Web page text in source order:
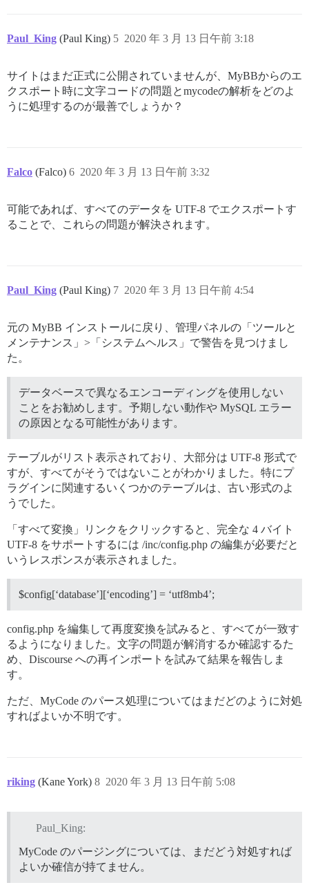
Paul_King (Paul King) 2020 年 3 月 13 日午前 3:18
5
サイトはまだ正式に公開されていませんが、MyBBからのエ
クスポート時に文字コードの問題とmycodeの解析をどのよ
うに処理するのが最善でしょうか？
Falco (Falco) 2020 年 3 月 13 日午前 3:32
6
可能であれば、すべてのデータを UTF-8 でエクスポートす
ることで、これらの問題が解決されます。
Paul_King (Paul King) 2020 年 3 月 13 日午前 4:54
7
元の MyBB インストールに戻り、管理パネルの「ツールと
メンテナンス」>「システムヘルス」で警告を見つけまし
た。
データベースで異なるエンコーディングを使用しない
ことをお勧めします。予期しない動作や MySQL エラー
の原因となる可能性があります。
テーブルがリスト表示されており、大部分は UTF-8 形式で
すが、すべてがそうではないことがわかりました。特にプ
ラグインに関連するいくつかのテーブルは、古い形式のよ
うでした。
「すべて変換」リンクをクリックすると、完全な 4 バイト
UTF-8 をサポートするには /inc/config.php の編集が必要だと
いうレスポンスが表示されました。
$config[‘database’][‘encoding’] = ‘utf8mb4’;
config.php を編集して再度変換を試みると、すべてが一致す
るようになりました。文字の問題が解消するか確認するた
め、Discourse への再インポートを試みて結果を報告しま
す。
ただ、MyCode のパース処理についてはまだどのように対処
すればよいか不明です。
riking (Kane York) 2020 年 3 月 13 日午前 5:08
8
Paul_King:
MyCode のパージングについては、まだどう対処すれば
よいか確信が持てません。